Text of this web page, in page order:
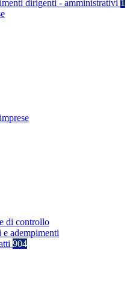
dirigenti - amministrativi 1
di controllo
adempimenti
904